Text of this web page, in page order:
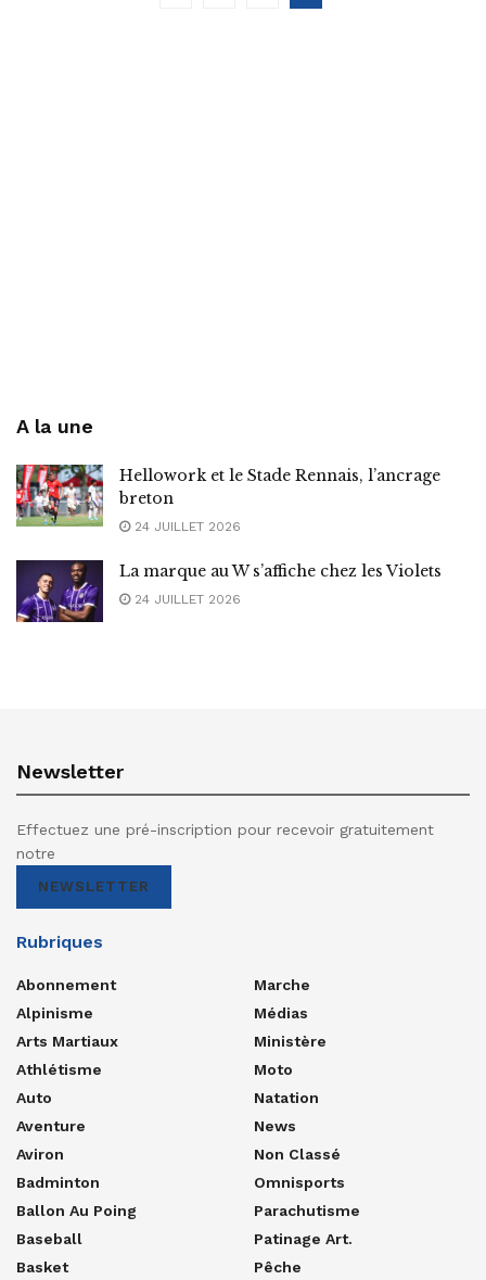
A la une
Hellowork et le Stade Rennais, l’ancrage
breton
24 JUILLET 2026
La marque au W s’affiche chez les Violets
24 JUILLET 2026
Newsletter
Effectuez une pré-inscription pour recevoir gratuitement
notre
NEWSLETTER
Rubriques
Abonnement
Alpinisme
Arts Martiaux
Athlétisme
Auto
Aventure
Aviron
Badminton
Ballon Au Poing
Baseball
Basket
Marche
Médias
Ministère
Moto
Natation
News
Non Classé
Omnisports
Parachutisme
Patinage Art.
Pêche